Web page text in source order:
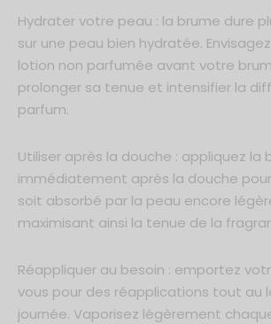
Hydrater votre peau : la brume dure
sur une peau bien hydratée.
lotion non parfumée avant votre
prolonger sa tenue et intensifier la
parfum.
Utiliser après la douche : appliquez la
immédiatement après la douche
soit absorbé par la peau encore
maximisant ainsi la tenue de la
Réappliquer au besoin : emportez
vous pour des réapplications tout au
journée. Vaporisez légèrement